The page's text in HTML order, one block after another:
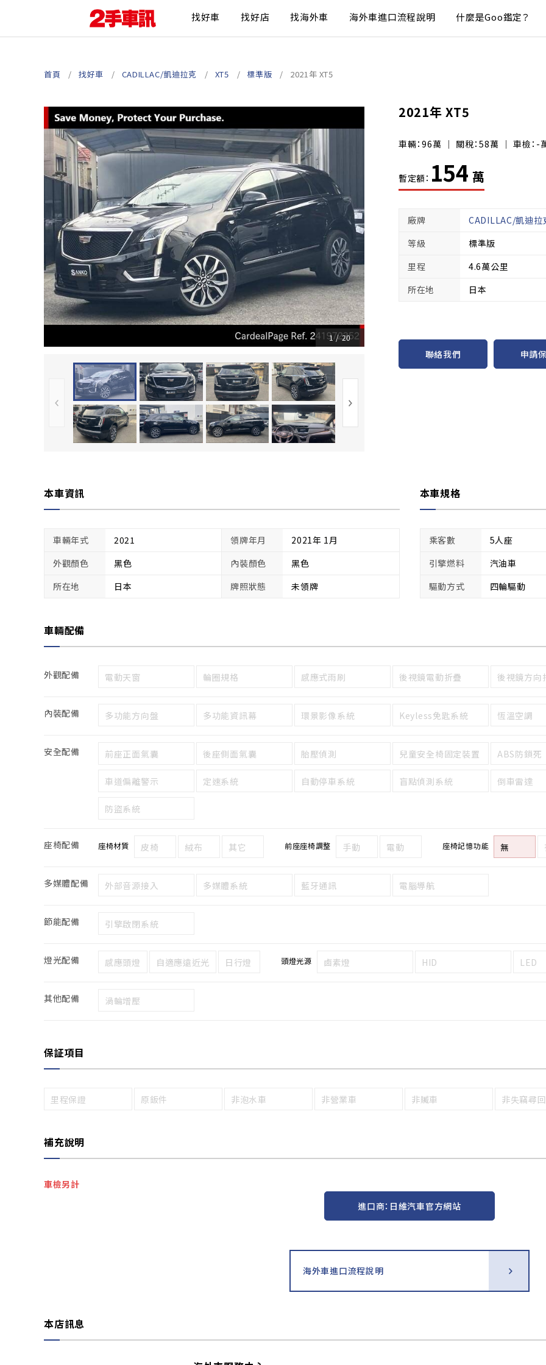
找好車 找好店 找海外車 海外車進口流程說明 什麼是Goo鑑定？
首頁 找好車 CADILLAC/凱迪拉克 XT5 標準版 2021年 XT5
2021年 XT5
車輛：96萬 ｜ 關稅：58萬 ｜ 車檢：-
暫定額： 154 萬
1/20
廠牌 CADILLAC/凱迪拉
等級
標準版
里程
4.6萬公里
所在地
日本
聯絡我們 申請
本車資訊
車輛年式 2021 領牌年月
2021年 1月
外觀顏色
黑色 內裝顏色
黑色
所在地
日本 牌照狀態 未領牌
本車規格
乘客數 5人座
引擎燃料
汽油車
驅動方式
四輪驅動
車輛配備
外觀配備 電動天窗 輪圈規格 感應式雨刷 後視鏡電動折疊 後視鏡方向
內裝配備 多功能方向盤 多功能資訊幕 環景影像系統 Keyless免匙系統 恆溫空調
安全配備 前座正面氣囊 後座側面氣囊 胎壓偵測 兒童安全椅固定裝置 ABS防鎖死
車道偏離警示 定速系統 自動停車系統 盲點偵測系統 倒車雷達
防盜系統
座椅配備 座椅材質 皮椅 絨布 其它 前座座椅調整 手動 電動 座椅記憶功能 無
多媒體配備 外部音源接入 多媒體系統 藍牙通訊 電腦導航
節能配備 引擎啟閉系統
燈光配備 感應頭燈 自適應遠近光 日行燈 頭燈光源 鹵素燈 HID LED
其他配備 渦輪增壓
保証項目
里程保證 原鈑件 非泡水車 非營業車 非贓車 非失竊尋
補充說明
車檢另計
進口商：日維汽車官方網站
海外車進口流程說明
本店訊息